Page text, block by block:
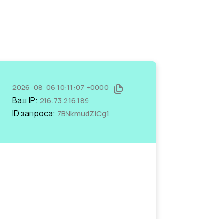
2026-08-06 10:11:07 +0000
Ваш IP: 216.73.216.189
ID запроса: 7BNkmudZlCg1